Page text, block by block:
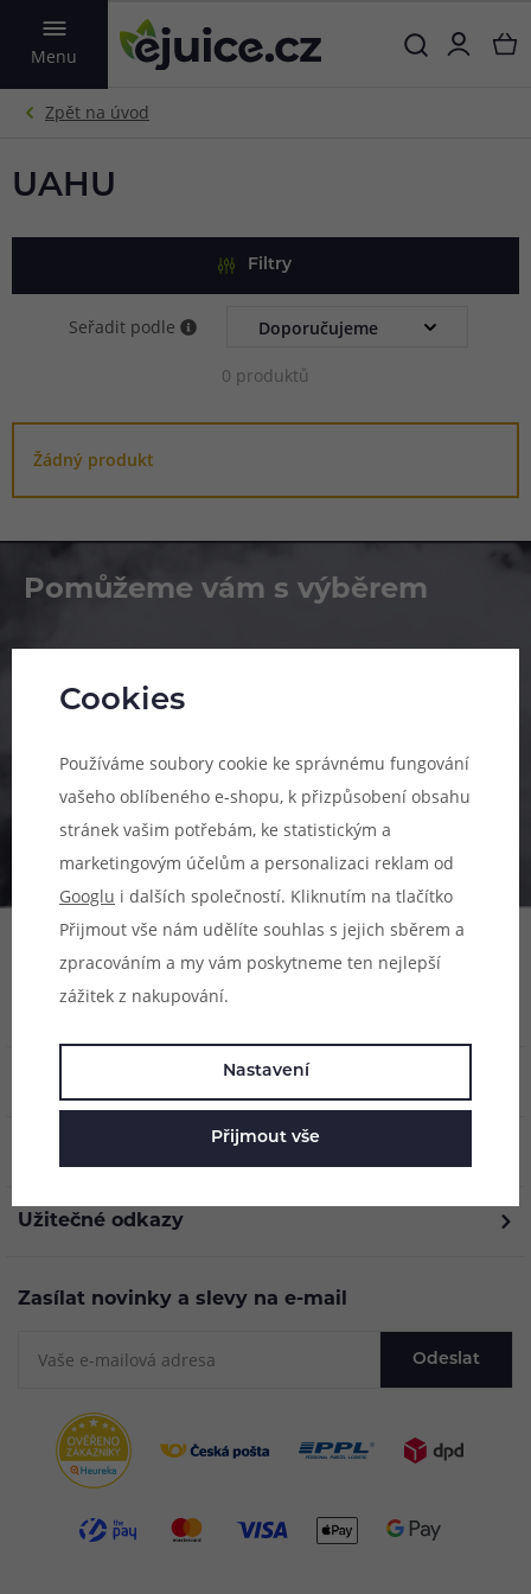
Menu
VYHLEDAT
UAHU
Filtry
Seřadit podle
0 produktů
Žádný produkt
Pomůžeme vám s výběrem
483 51 51 31
Po–Pá: 09:00–17:00
info@ejuice.cz
Užitečné odkazy
Zasílat novinky a slevy na e-mail
Odeslat
Cookies
Používáme soubory cookie ke správnému fungování
vašeho oblíbeného e-shopu, k přizpůsobení obsahu
stránek vašim potřebám, ke statistickým a
marketingovým účelům a personalizaci reklam od
Googlu i dalších společností. Kliknutím na tlačítko
Přijmout vše nám udělíte souhlas s jejich sběrem a
zpracováním a my vám poskytneme ten nejlepší
zážitek z nakupování.
Nastavení
Přijmout vše